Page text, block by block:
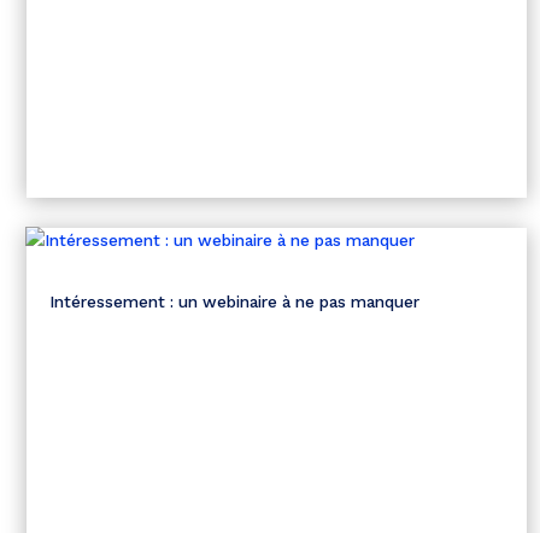
Intéressement : un webinaire à ne pas manquer